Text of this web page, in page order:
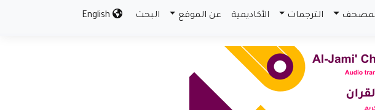
الترجمات الأكاديمية عن الموقع البحث